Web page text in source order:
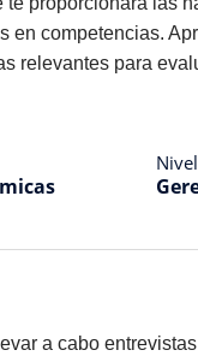
en competencias.
relevantes para
Nivel
a cabo